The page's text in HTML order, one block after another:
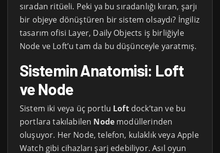
sıradan ritüeli. Peki ya bu sıradanlığı kıran, şarjı
bir objeye dönüştüren bir sistem olsaydı? İngiliz
tasarım ofisi Layer, Daily Objects iş birliğiyle
Node ve Loft’u tam da bu düşünceyle yaratmış.
Sistemin Anatomisi: Loft
ve Node
Sistem iki veya üç portlu Loftdock’tan ve bu
portlara takılabilen Node modüllerinden
oluşuyor. Her Node, telefon, kulaklık veya Apple
Watch gibi cihazları şarj edebiliyor. Asıl oyun